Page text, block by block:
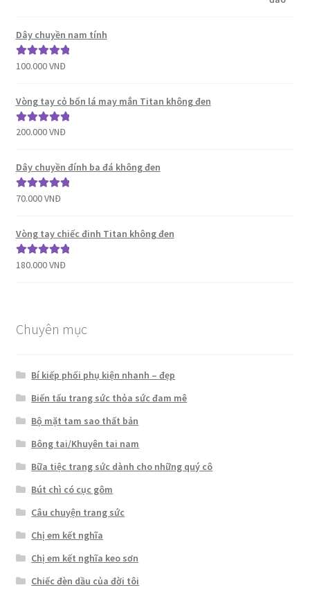
Dây chuyền nam tính
Được xếp
sao
100.000VNĐ
Vòng tay cỏ bốn lá may mắn Titan không đen
Được xếp
sao
200.000VNĐ
Dây chuyền đính ba đá không đen
Được xếp
sao
70.000VNĐ
Vòng tay chiếc đinh Titan không đen
Được xếp
180.000VNĐ
Chuyên mục
Bí kiếp phối phụ kiện nhanh – đẹp
Biến tấu trang sức thỏa sức đam mê
Bộ mặt tam sao thất bản
Bông tai/Khuyên tai nam
Bữa tiệc trang sức dành cho những quý cô
Bút chì có cục gôm
Câu chuyện trang sức
Chị em kết nghĩa
Chị em kết nghĩa keo sơn
Chiếc đèn dầu của đời tôi